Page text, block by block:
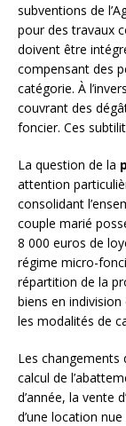
subventions de
pour des travaux
doivent être
compensant des
catégorie. À
couvrant des
foncier. Ces
La question de la
attention
consolidant
couple marié
8 000 euros de
régime micro-
répartition de la
biens en
les modalités de
Les changements
calcul de
d’année, la vente
d’une location